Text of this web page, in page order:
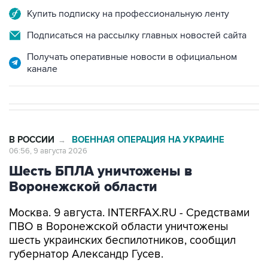
Купить подписку на профессиональную ленту
Подписаться на рассылку главных новостей сайта
Получать оперативные новости в официальном
канале
В РОССИИ → ВОЕННАЯ ОПЕРАЦИЯ НА УКРАИНЕ
06:56, 9 августа 2026
Шесть БПЛА уничтожены в
Воронежской области
Москва. 9 августа. INTERFAX.RU - Средствами
ПВО в Воронежской области уничтожены
шесть украинских беспилотников, сообщил
губернатор Александр Гусев.